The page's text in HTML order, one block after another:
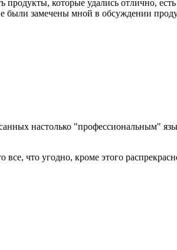
которые удались отлично,
замечены мной в обсуждении
настолько "профессиональным"
что угодно, кроме этого